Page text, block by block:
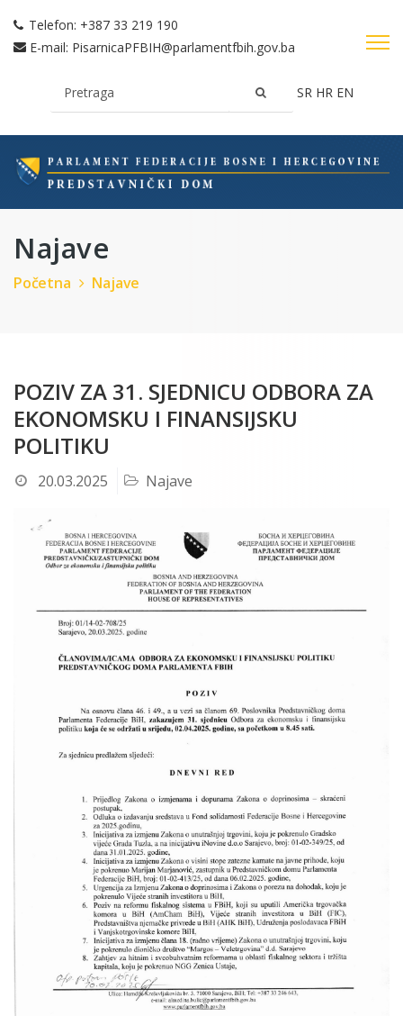
Telefon: +387 33 219 190
E-mail: PisarnicaPFBIH@parlamentfbih.gov.ba
SR HR EN
Najave
Početna Najave
POZIV ZA 31. SJEDNICU ODBORA ZA
EKONOMSKU I FINANSIJSKU
POLITIKU
20.03.2025 Najave